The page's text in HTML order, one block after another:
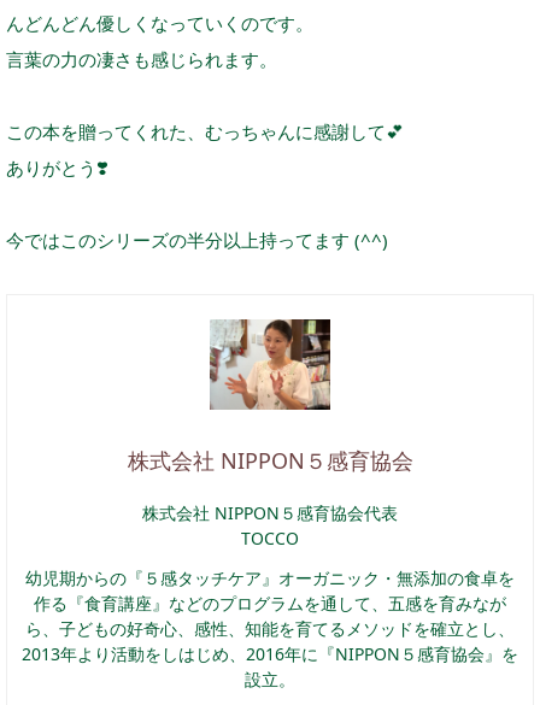
んどんどん優しくなっていくのです。
言葉の力の凄さも感じられます。
この本を贈ってくれた、むっちゃんに感謝して💕
ありがとう ❣️
今ではこのシリーズの半分以上持ってます (^^)
株式会社 NIPPON５感育協会
株式会社 NIPPON５感育協会代表
TOCCO
幼児期からの『５感タッチケア』オーガニック・無添加の食卓を
作る『食育講座』などのプログラムを通して、五感を育みなが
ら、子どもの好奇心、感性、知能を育てるメソッドを確立とし、
2013年より活動をしはじめ、2016年に『NIPPON５感育協会』を
設立。